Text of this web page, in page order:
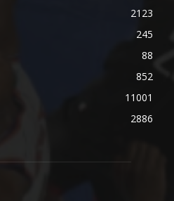
2123
245
88
852
11001
2886